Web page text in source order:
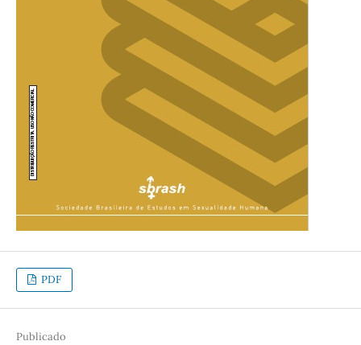
PDF
Publicado